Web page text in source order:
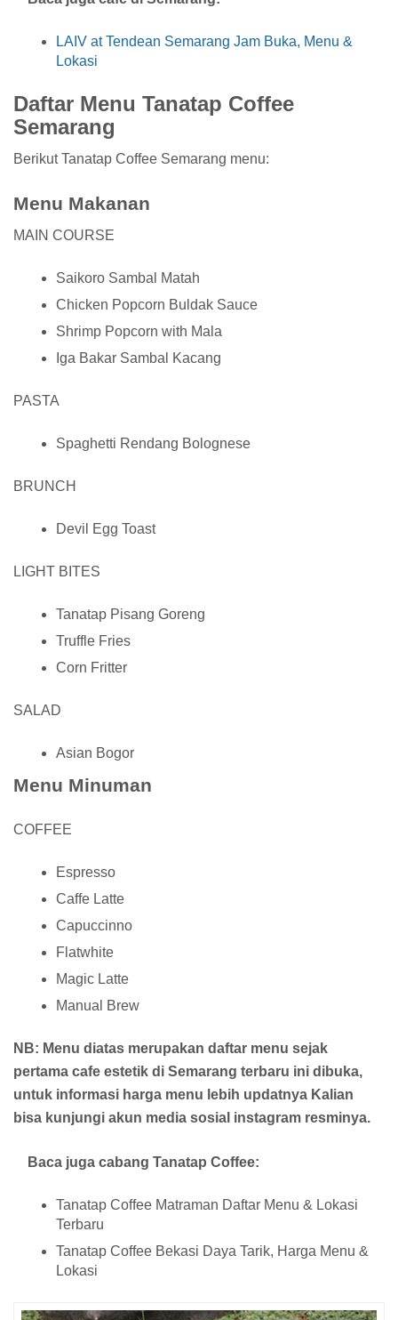
LAIV at Tendean Semarang Jam Buka, Menu &
Lokasi
Daftar Menu Tanatap Coffee
Semarang
Berikut Tanatap Coffee Semarang menu:
Menu Makanan
MAIN COURSE
Saikoro Sambal Matah
Chicken Popcorn Buldak Sauce
Shrimp Popcorn with Mala
Iga Bakar Sambal Kacang
PASTA
Spaghetti Rendang Bolognese
BRUNCH
Devil Egg Toast
LIGHT BITES
Tanatap Pisang Goreng
Truffle Fries
Corn Fritter
SALAD
Asian Bogor
Menu Minuman
COFFEE
Espresso
Caffe Latte
Capuccinno
Flatwhite
Magic Latte
Manual Brew
NB: Menu diatas merupakan daftar menu sejak
pertama cafe estetik di Semarang terbaru ini dibuka,
untuk informasi harga menu lebih updatnya Kalian
bisa kunjungi akun media sosial instagram resminya.
Baca juga cabang Tanatap Coffee:
Tanatap Coffee Matraman Daftar Menu & Lokasi
Terbaru
Tanatap Coffee Bekasi Daya Tarik, Harga Menu &
Lokasi